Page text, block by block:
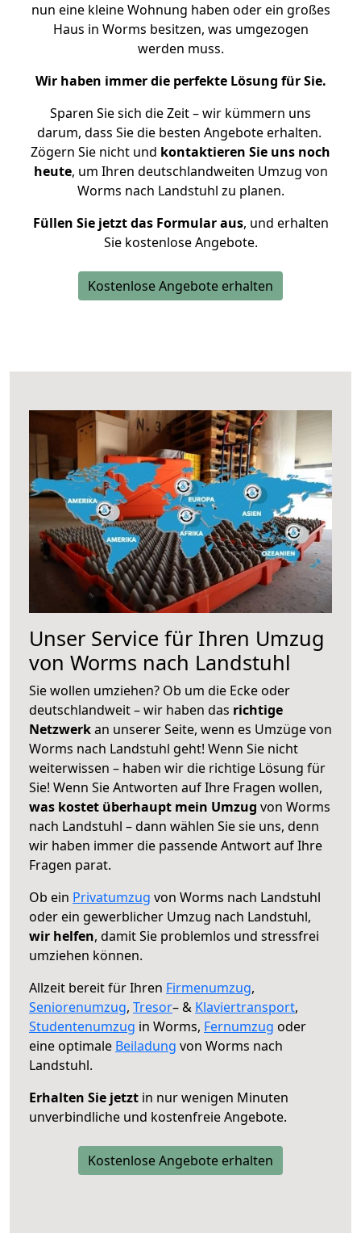
nun eine kleine Wohnung haben oder ein großes
Haus in Worms besitzen, was umgezogen
werden muss.
Wir haben immer die perfekte Lösung für Sie.
Sparen Sie sich die Zeit – wir kümmern uns
darum, dass Sie die besten Angebote erhalten.
Zögern Sie nicht und kontaktieren Sie uns noch
heute, um Ihren deutschlandweiten Umzug von
Worms nach Landstuhl zu planen.
Füllen Sie jetzt das Formular aus, und erhalten
Sie kostenlose Angebote.
Kostenlose Angebote erhalten
Unser Service für Ihren Umzug
von Worms nach Landstuhl
Sie wollen umziehen? Ob um die Ecke oder
deutschlandweit – wir haben das richtige
Netzwerkan unserer Seite, wenn es Umzüge von
Worms nach Landstuhl geht! Wenn Sie nicht
weiterwissen – haben wir die richtige Lösung für
Sie! Wenn Sie Antworten auf Ihre Fragen wollen,
was kostet überhaupt mein Umzug von Worms
nach Landstuhl – dann wählen Sie sie uns, denn
wir haben immer die passende Antwort auf Ihre
Fragen parat.
Ob ein Privatumzug von Worms nach Landstuhl
oder ein gewerblicher Umzug nach Landstuhl,
wir helfen, damit Sie problemlos und stressfrei
umziehen können.
Allzeit bereit für Ihren Firmenumzug,
Seniorenumzug, Tresor– & Klaviertransport,
Studentenumzug in Worms, Fernumzug oder
eine optimale Beiladung von Worms nach
Landstuhl.
Erhalten Sie jetzt in nur wenigen Minuten
unverbindliche und kostenfreie Angebote.
Kostenlose Angebote erhalten